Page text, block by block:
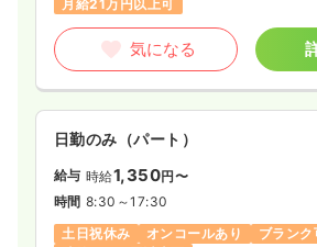
月給21万円以上可
気になる
日勤のみ（パート）
給与 時給1,350円〜
時間 8:30～17:30
土日祝休み
オンコールあり ブランク